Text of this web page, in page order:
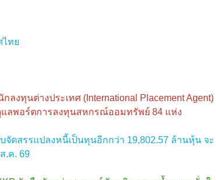
ทย
งทุนต่างประเทศ (International Placement Agent)
ลพอร์ตการลงทุนสหกรณ์ออมทรัพย์ 84 แห่ง
ดสรรแปลงหนี้เป็นทุนอีกกว่า 19,802.57 ล้านหุ้น จะ
.ค. 69